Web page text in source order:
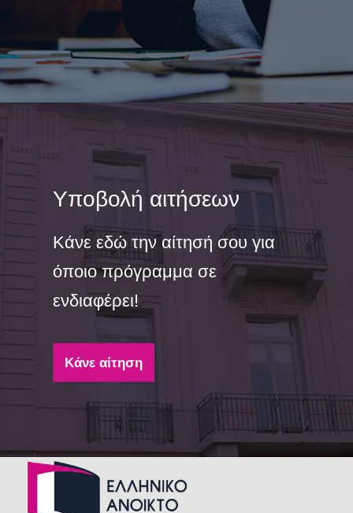
Υποβολή αιτήσεων
Κάνε εδώ την αίτησή σου για
όποιο πρόγραμμα σε
ενδιαφέρει!
Κάνε αίτηση